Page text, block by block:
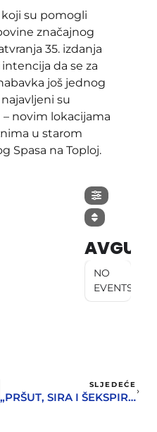
su pomogli
značajnog
35. izdanja
da se za
još jednog
su
novim lokacijama
u starom
Spasa na Toploj.
AVGUST
NO
EVENTS
SLJEDEĆE
„PRŠUT, SIRA I ŠEKSPIRA“ U BAŠTI GRADSKOG MUZEJA